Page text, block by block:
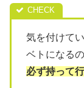
気を付けて
ベトになるの
必ず持って